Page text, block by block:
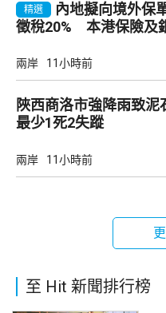
精選
內地擬向境外保
徵稅20% 本港保險及
兩岸 11小時前
陜西商洛市強降雨致
最少1死2失蹤
兩岸 11小時前
至 Hit 新聞排行榜